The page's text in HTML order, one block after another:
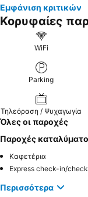
Εμφάνιση κριτικών
Κορυφαίες
WiFi
Parking
Τηλεόραση / Ψυχαγωγία
Όλες οι παροχές
Παροχές
Καφετέρια
Express check-in/
Περισσότερα